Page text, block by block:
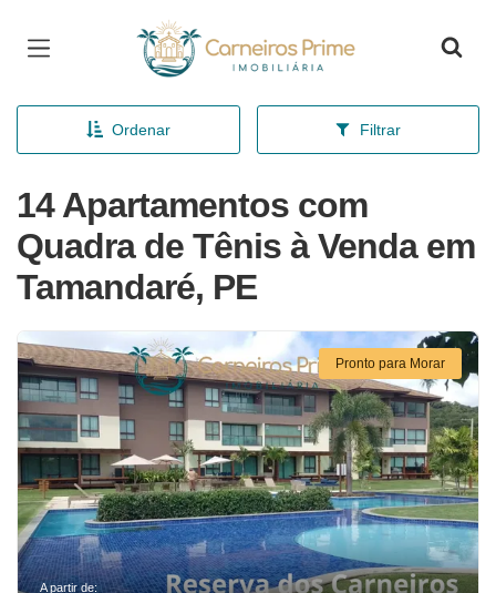
Página inicial
Ordenar Filtrar
14 Apartamentos com
Quadra de Tênis à Venda em
Tamandaré, PE
Pronto para Morar
A partir de: